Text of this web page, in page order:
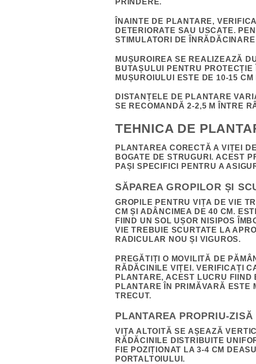
PRINDERE.
ÎNAINTE DE PLANTARE,
DETERIORATE SAU USCATE.
STIMULATORI DE
MUȘUROIREA SE REALIZEAZĂ
BUTAȘULUI PENTRU
MUȘUROIULUI ESTE DE 10-15
DISTANȚELE DE PLANTARE
SE RECOMANDĂ 2-2,5 M ÎNTRE
TEHNICA DE
PLANTAREA CORECTĂ A VIȚEI
BOGATE DE STRUGURI. ACEST
PAȘI SPECIFICI PENTRU A
SĂPAREA GROPILOR ȘI
GROPILE PENTRU VIȚA DE VIE
CM ȘI ADÂNCIMEA DE 40 CM.
FIIND UN SOL UȘOR NISIPOS
VIE TREBUIE SCURTATE LA
RADICULAR NOU ȘI VIGUROS.
PREGĂTIȚI O MOVILITĂ DE
RĂDĂCINILE VIȚEI. VERIFICAȚI
PLANTARE, ACEST LUCRU
PLANTARE ÎN PRIMĂVARĂ ESTE
TRECUT.
PLANTAREA PROPRIU-
VIȚA ALTOITĂ SE AȘEAZĂ
RĂDĂCINILE DISTRIBUITE
FIE POZIȚIONAT LA 3-4 CM
PORTALTOIULUI.